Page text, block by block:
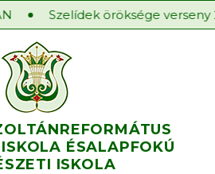
Szelídek öröksége verseny
REFORMÁTUS
ÉSALAPFOKÚ
ISKOLA